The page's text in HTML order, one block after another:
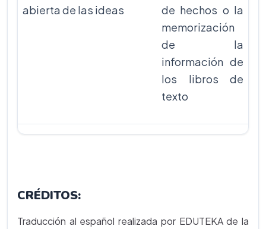
abierta de las ideas
de hechos o la
memorización
de la
información de
los libros de
texto
CRÉDITOS:
Traducción al español realizada por EDUTEKA de la